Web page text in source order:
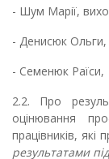
- Шум Марії,
- Денисюк Ольги,
- Семенюк
2.2.
Про
оцінювання
працівників,
результатами